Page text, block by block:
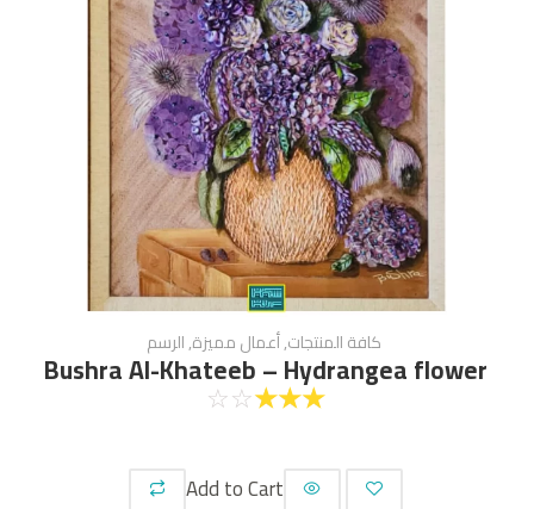
كافة المنتجات,أعمال مميزة,الرسم
Bushra Al-Khateeb – Hydrangea flower
☆
☆
☆
☆
☆
Add to Cart